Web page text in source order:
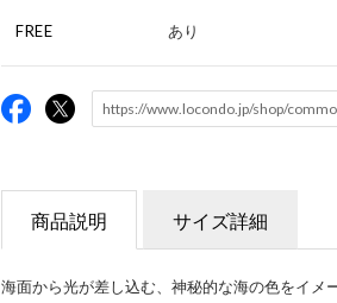
FREE あり
商品説明 サイズ詳細
海面から光が差し込む、神秘的な海の色をイメ